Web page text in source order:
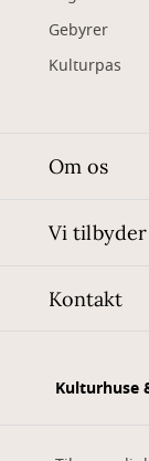
Gebyrer
Kulturpas
Om os
Vi tilbyder
Kontakt
Kulturhuse